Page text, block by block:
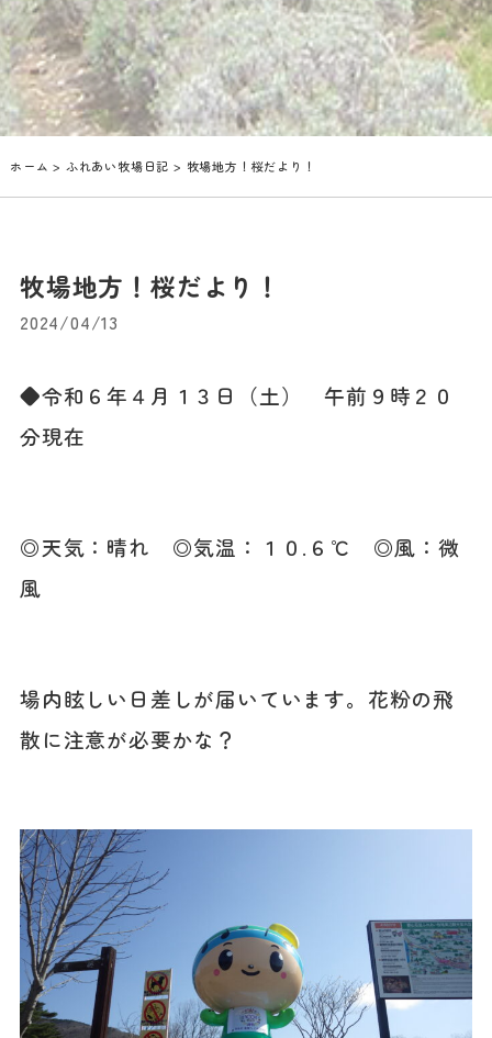
ホーム > ふれあい牧場日記 > 牧場地方！桜だより！
牧場地方！桜だより！
2024/04/13
◆令和６年４月１３日（土） 午前９時２０
分現在
◎天気：晴れ ◎気温：１０.６℃ ◎風：微
風
場内眩しい日差しが届いています。花粉の飛
散に注意が必要かな？